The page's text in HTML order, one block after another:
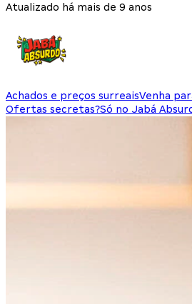
Atualizado há mais de 9 anos
Achados e preços surreaisVenha
Ofertas secretas?Só no Jabá